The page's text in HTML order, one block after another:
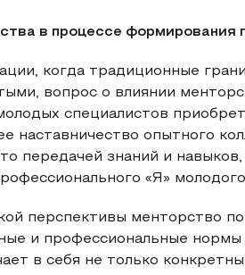
в процессе формирования
когда традиционные
вопрос о влиянии
специалистов
наставничество опытного
передачей знаний и
«Я» молодого
перспективы менторство
и профессиональные
в себя не только